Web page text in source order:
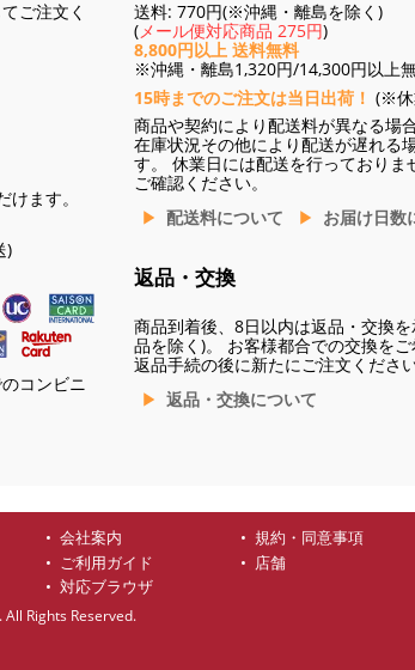
ご注文く
ます。
)
コンビニ
送料: 770円(※沖縄・離島を除く)
(メール便対応商品 275円)
8,800円以上 送料無料
※沖縄・離島1,320円/14,300円以上
15時までのご注文は当日出荷！ (※休
商品や契約により配送料が異なる場
在庫状況その他により配送が遅れる
す。 休業日には配送を行っておりま
ご確認ください。
配送料について
お届け日数
返品・交換
商品到着後、8日以内は返品・交換
品を除く)。 お客様都合での交換をご
返品手続の後に新たにご注文ください
返品・交換について
会社案内
規約・同意事項
ご利用ガイド
店舗
対応ブラウザ
Rights Reserved.